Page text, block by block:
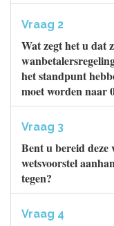
Vraag 2
Wat zegt het u dat
het standpunt
moet worden naar
Vraag 3
Bent u bereid deze
wetsvoorstel
tegen?
Vraag 4